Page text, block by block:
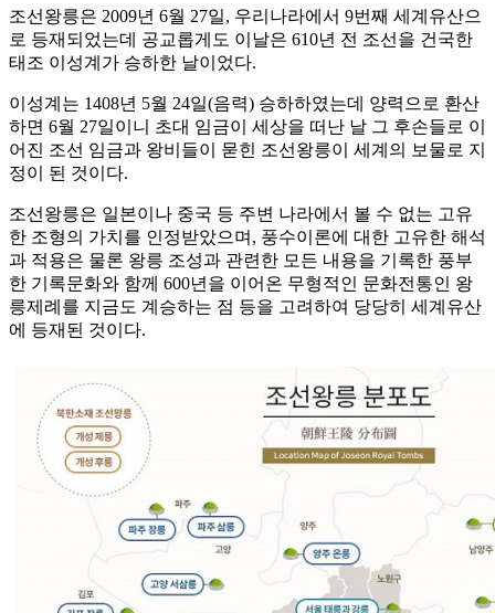
조선왕릉은 2009년 6월 27일, 우리나라에서 9번째 세계유산으
로 등재되었는데 공교롭게도 이날은 610년 전 조선을 건국한
태조 이성계가 승하한 날이었다.
이성계는 1408년 5월 24일(음력) 승하하였는데 양력으로 환산
하면 6월 27일이니 초대 임금이 세상을 떠난 날 그 후손들로 이
어진 조선 임금과 왕비들이 묻힌 조선왕릉이 세계의 보물로 지
정이 된 것이다.
조선왕릉은 일본이나 중국 등 주변 나라에서 볼 수 없는 고유
한 조형의 가치를 인정받았으며, 풍수이론에 대한 고유한 해석
과 적용은 물론 왕릉 조성과 관련한 모든 내용을 기록한 풍부
한 기록문화와 함께 600년을 이어온 무형적인 문화전통인 왕
릉제례를 지금도 계승하는 점 등을 고려하여 당당히 세계유산
에 등재된 것이다.